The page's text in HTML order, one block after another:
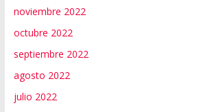
noviembre 2022
octubre 2022
septiembre 2022
agosto 2022
julio 2022